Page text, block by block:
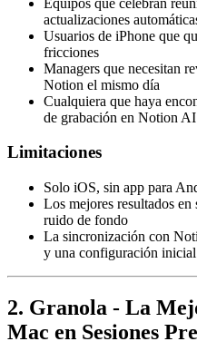
actualizaciones
Usuarios de iPhone que
fricciones
Managers que necesitan
Notion el mismo día
Cualquiera que haya
de grabación en Notion AI
Limitaciones
Solo iOS, sin app para
Los mejores resultados en
ruido de fondo
La sincronización con
y una configuración inicial
2. Granola - La
Mac en Sesiones